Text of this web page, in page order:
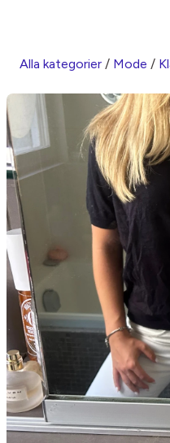
Alla kategorier / Mode /